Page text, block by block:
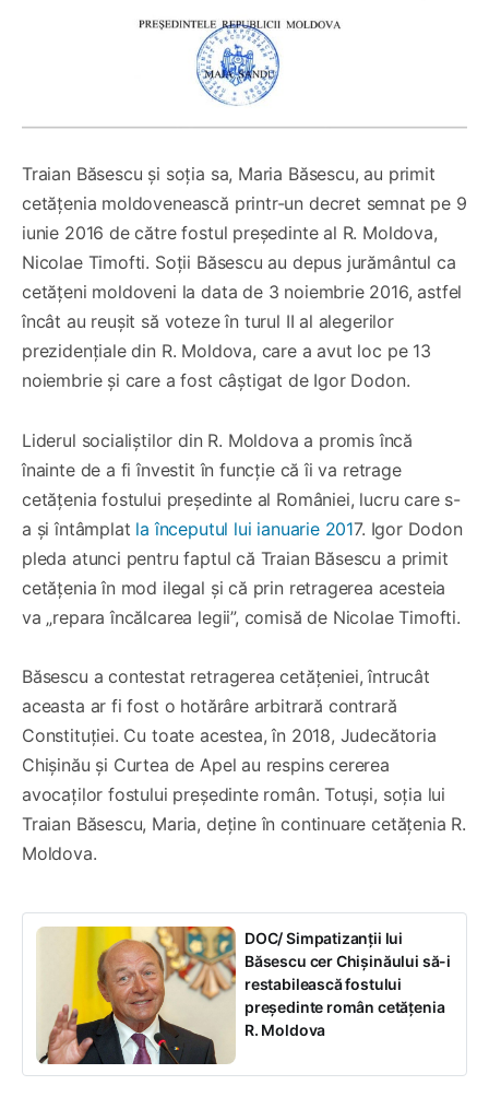
Traian Băsescu şi soţia sa, Maria Băsescu, au primit
cetăţenia moldovenească printr-un decret semnat pe 9
iunie 2016 de către fostul preşedinte al R. Moldova,
Nicolae Timofti. Soții Băsescu au depus jurământul ca
cetăţeni moldoveni la data de 3 noiembrie 2016, astfel
încât au reușit să voteze în turul II al alegerilor
prezidențiale din R. Moldova, care a avut loc pe 13
noiembrie și care a fost câștigat de Igor Dodon.
Liderul socialiștilor din R. Moldova a promis încă
înainte de a fi învestit în funcție că îi va retrage
cetățenia fostului președinte al României, lucru care s-
a și întâmplat la începutul lui ianuarie 2017. Igor Dodon
pleda atunci pentru faptul că Traian Băsescu a primit
cetățenia în mod ilegal și că prin retragerea acesteia
va „repara încălcarea legii”, comisă de Nicolae Timofti.
Băsescu a contestat retragerea cetățeniei, întrucât
aceasta ar fi fost o hotărâre arbitrară contrară
Constituției. Cu toate acestea, în 2018, Judecătoria
Chișinău și Curtea de Apel au respins cererea
avocaților fostului președinte român. Totuși, soția lui
Traian Băsescu, Maria, deține în continuare cetățenia R.
Moldova.
DOC/ Simpatizanții lui
Băsescu cer Chișinăului să-i
restabilească fostului
președinte român cetățenia
R. Moldova